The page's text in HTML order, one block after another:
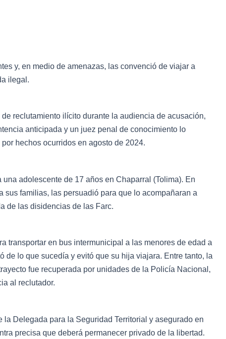
y, en medio de amenazas, las convenció de viajar a
ilegal.
reclutamiento ilícito durante la audiencia de acusación,
anticipada y un juez penal de conocimiento lo
hechos ocurridos en agosto de 2024.
adolescente de 17 años en Chaparral (Tolima). En
sus familias, las persuadió para que lo acompañaran a
de las disidencias de las Farc.
transportar en bus intermunicipal a las menores de edad a
de lo que sucedía y evitó que su hija viajara. Entre tanto, la
fue recuperada por unidades de la Policía Nacional,
al reclutador.
Delegada para la Seguridad Territorial y asegurado en
precisa que deberá permanecer privado de la libertad.